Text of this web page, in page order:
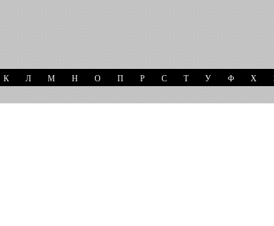
К Л М Н О П Р С Т У Ф Х